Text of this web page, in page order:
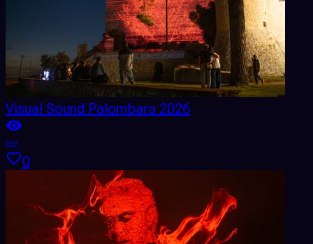
Visual Sound Palombara 2026
597
0